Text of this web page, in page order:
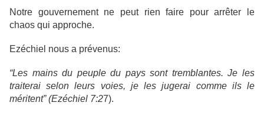
Notre gouvernement ne peut rien faire pour arrêter le
chaos qui approche.
Ezéchiel nous a prévenus:
“Les mains du peuple du pays sont tremblantes. Je les
traiterai selon leurs voies, je les jugerai comme ils le
méritent” (Ezéchiel 7:27).